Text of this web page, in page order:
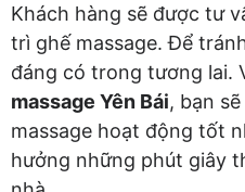
Khách hàng sẽ được tư
trì ghế massage. Để
đáng có trong tương lai.
massage Yên Bái, bạn
massage hoạt động tốt
hưởng những phút giây